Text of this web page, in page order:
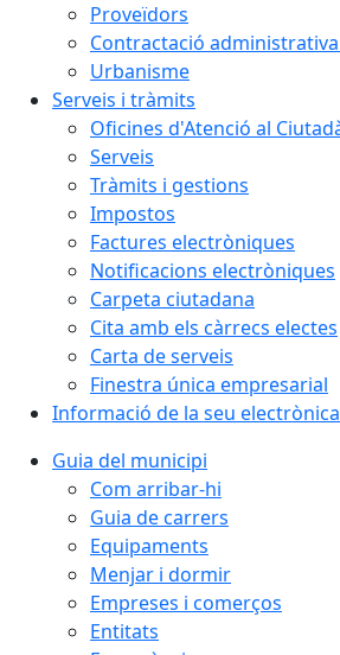
Proveïdors
Contractació
Urbanisme
Serveis i tràmits
Oficines d'Atenció al
Serveis
Tràmits i gestions
Impostos
Factures electròniques
Notificacions electròniques
Carpeta ciutadana
Cita amb els càrrecs electes
Carta de serveis
Finestra única empresarial
Informació de la seu electrònica
Guia del municipi
Com arribar-hi
Guia de carrers
Equipaments
Menjar i dormir
Empreses i comerços
Entitats